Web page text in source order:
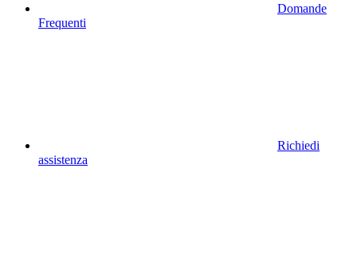
Domande
Frequenti
Richiedi
assistenza